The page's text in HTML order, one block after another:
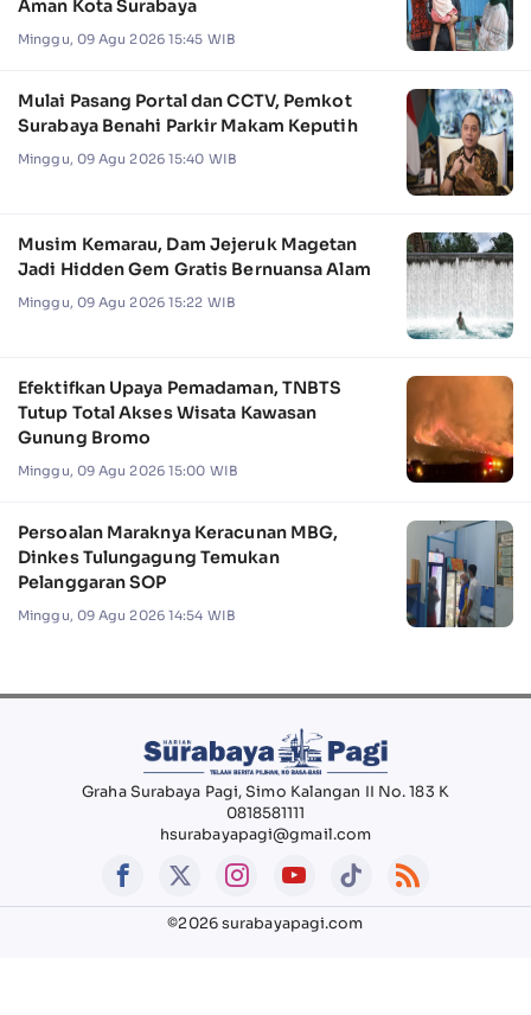
Aman Kota Surabaya
Minggu, 09 Agu 2026 15:45 WIB
Mulai Pasang Portal dan CCTV, Pemkot
Surabaya Benahi Parkir Makam Keputih
Minggu, 09 Agu 2026 15:40 WIB
Musim Kemarau, Dam Jejeruk Magetan
Jadi Hidden Gem Gratis Bernuansa Alam
Minggu, 09 Agu 2026 15:22 WIB
Efektifkan Upaya Pemadaman, TNBTS
Tutup Total Akses Wisata Kawasan
Gunung Bromo
Minggu, 09 Agu 2026 15:00 WIB
Persoalan Maraknya Keracunan MBG,
Dinkes Tulungagung Temukan
Pelanggaran SOP
Minggu, 09 Agu 2026 14:54 WIB
Graha Surabaya Pagi, Simo Kalangan II No. 183 K
0818581111
hsurabayapagi@gmail.com
©2026 surabayapagi.com